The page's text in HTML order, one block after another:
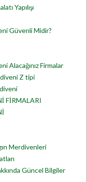
Yapılışı
Güvenli Midir?
Alacağınız Firmalar
Z tipi
FİRMALARI
Merdivenleri
Güncel Bilgiler